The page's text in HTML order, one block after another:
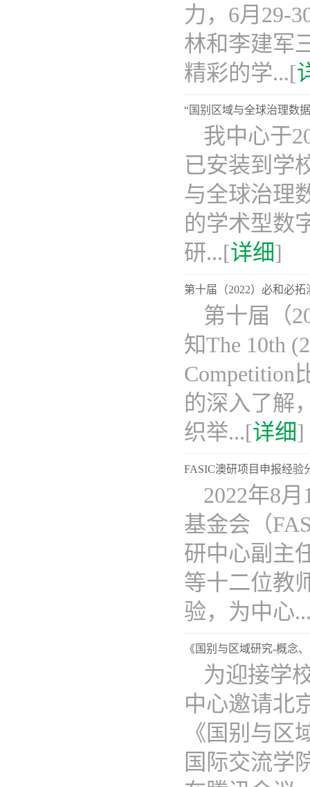
力，6月29-
林和李建军
精彩的学...[
“国别区域与全球治理数
我中心于
已安装到学
与全球治理
的学术型数
研...[详细]
第十届（2022）必和必
第十届（
知The 10th
Competition
的深入了解
织举...[详细]
FASIC澳研项目申报经验
2022年8
基金会（
研中心副主
等十二位教
验，为中心
《国别与区域研究-概念
为迎接学
中心邀请北
《国别与
国际交流学